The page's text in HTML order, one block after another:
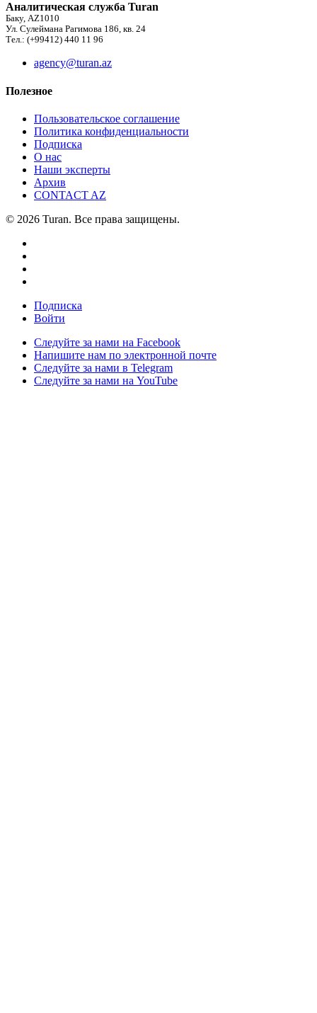
Аналитическая служба Turan
Баку, AZ1010
Ул. Сулеймана Рагимова 186, кв. 24
Тел.: (+99412) 440 11 96
agency@turan.az
Полезное
Пользовательское соглашение
Политика конфиденциальности
Подписка
О нас
Наши эксперты
Архив
CONTACT AZ
© 2026 Turan. Все права защищены.
Подписка
Войти
Следуйте за нами на Facebook
Напишите нам по электронной почте
Следуйте за нами в Telegram
Следуйте за нами на YouTube